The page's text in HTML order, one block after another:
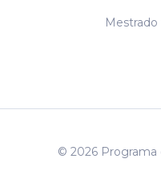
© 2026 Programa